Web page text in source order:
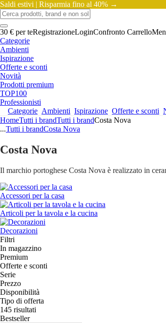
Saldi estivi | Risparmia fino al 40% →
30 € per teRegistrazioneLoginConfronto Carrello
Categorie
Ambienti
Ispirazione
Offerte e sconti
Novità
Prodotti premium
TOP100
Professionisti
Categorie Ambienti Ispirazione Offerte e sconti
HomeTutti i brandTutti i brandCosta Nova
...Tutti i brandCosta Nova
Costa Nova
Il marchio portoghese Costa Nova è realizzato in
Accessori per la casa
Articoli per la tavola e la cucina
Decorazioni
Filtri
In magazzino
Premium
Offerte e sconti
Serie
Prezzo
Disponibilità
Tipo di offerta
145 risultati
Bestseller